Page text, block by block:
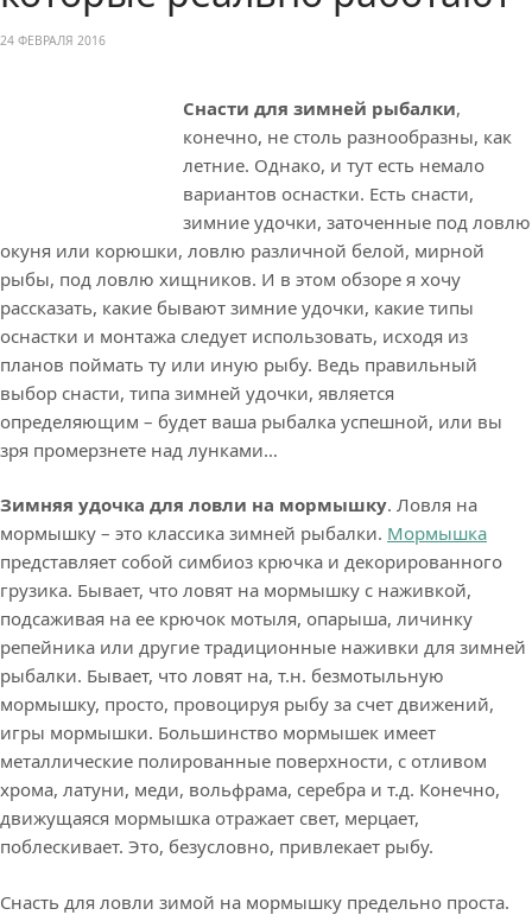
24 ФЕВРАЛЯ 2016
Снасти для зимней рыбалки,
конечно, не столь разнообразны, как
летние. Однако, и тут есть немало
вариантов оснастки. Есть снасти,
зимние удочки, заточенные под ловлю
окуня или корюшки, ловлю различной белой, мирной
рыбы, под ловлю хищников. И в этом обзоре я хочу
рассказать, какие бывают зимние удочки, какие типы
оснастки и монтажа следует использовать, исходя из
планов поймать ту или иную рыбу. Ведь правильный
выбор снасти, типа зимней удочки, является
определяющим – будет ваша рыбалка успешной, или вы
зря промерзнете над лунками…
Зимняя удочка для ловли на мормышку. Ловля на
мормышку – это классика зимней рыбалки. Мормышка
представляет собой симбиоз крючка и декорированного
грузика. Бывает, что ловят на мормышку с наживкой,
подсаживая на ее крючок мотыля, опарыша, личинку
репейника или другие традиционные наживки для зимней
рыбалки. Бывает, что ловят на, т.н. безмотыльную
мормышку, просто, провоцируя рыбу за счет движений,
игры мормышки. Большинство мормышек имеет
металлические полированные поверхности, с отливом
хрома, латуни, меди, вольфрама, серебра и т.д. Конечно,
движущаяся мормышка отражает свет, мерцает,
поблескивает. Это, безусловно, привлекает рыбу.
Снасть для ловли зимой на мормышку предельно проста.